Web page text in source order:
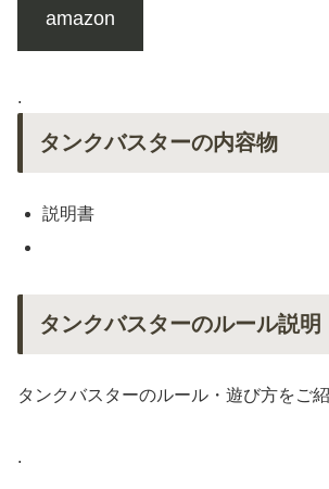
amazon
.
タンクバスターの内容物
説明書
タンクバスターのルール説明
タンクバスターのルール・遊び方をご
.